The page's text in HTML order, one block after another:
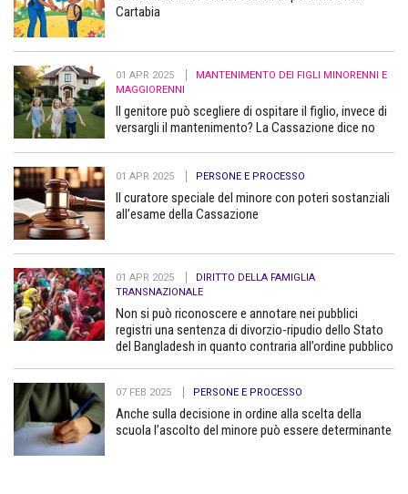
Cartabia
01 APR 2025
MANTENIMENTO DEI FIGLI MINORENNI E
MAGGIORENNI
Il genitore può scegliere di ospitare il figlio, invece di
versargli il mantenimento? La Cassazione dice no
01 APR 2025 PERSONE E PROCESSO
Il curatore speciale del minore con poteri sostanziali
all’esame della Cassazione
01 APR 2025
DIRITTO DELLA FAMIGLIA
TRANSNAZIONALE
Non si può riconoscere e annotare nei pubblici
registri una sentenza di divorzio-ripudio dello Stato
del Bangladesh in quanto contraria all’ordine pubblico
07 FEB 2025 PERSONE E PROCESSO
Anche sulla decisione in ordine alla scelta della
scuola l’ascolto del minore può essere determinante